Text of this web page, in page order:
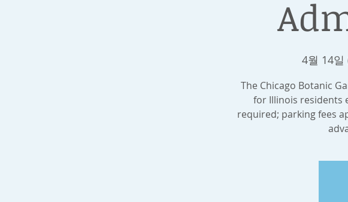
4월 14일
The Chicago Botanic
for Illinois residents
required; parking fees